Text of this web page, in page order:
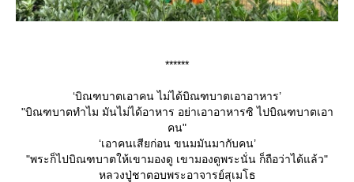
******
‘บิณฑบาตเอาคน ไม่ได้บิณฑบาตเอาอาหาร’
"บิณฑบาตทำไม มันไม่ได้อาหาร อย่าเอาอาหารซิ ไปบิณฑบาตเอา
คน"
‘เอาคนเสียก่อน ขนมมันมากับคน’
"พระก็ไปบิณฑบาตให้เขามองดู เขามองดูพระนั่น ก็ถือว่าได้แล้ว"
หลวงปู่ชาตอบพระอาจารย์สุเมโธ